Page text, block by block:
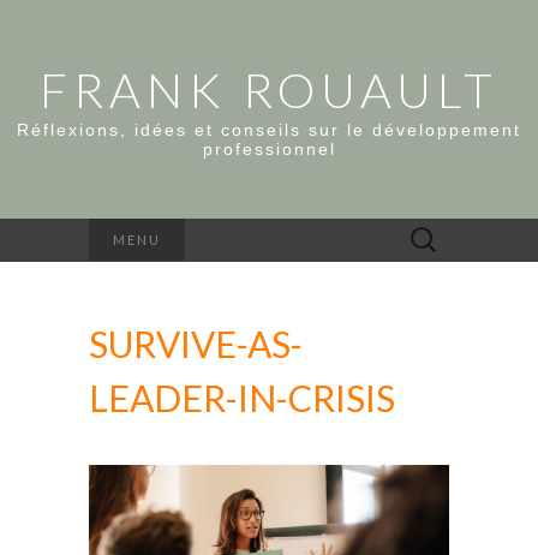
FRANK ROUAULT
Réflexions, idées et conseils sur le développement
professionnel
MENU Rechercher :
SURVIVE-AS-
LEADER-IN-CRISIS